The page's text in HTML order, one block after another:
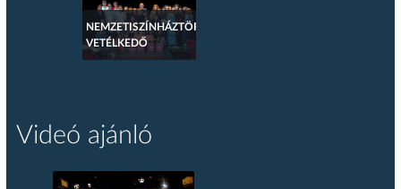
NEMZETISZÍNHÁZTÖRTÉNETI
VETÉLKEDŐ
Videó ajánló